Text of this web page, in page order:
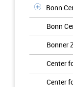
Bonn
Bonn
Bonner
Center
Center